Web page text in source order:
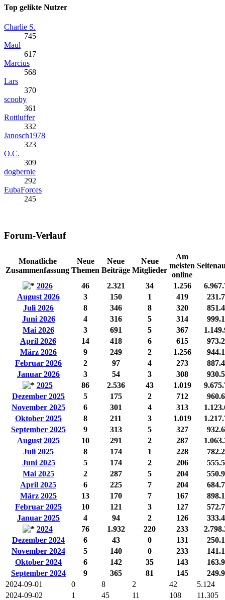
Top gelikte Nutzer
Charlie S.
745
Maul
617
Marcius
568
Lars
370
scooby
361
Rottluffer
332
Janosch1978
323
O.C.
309
dogbernie
292
EubaForces
245
Forum-Verlauf
Monatliche
Zusammenfassung
Neue
Themen
Neue
Beiträge
Neue
Mitglieder
Am
meisten
online
2026 46 2.321 34 1.256
August 2026
3 150 1 419
Juli 2026
8 346 8 320
Juni 2026
4 316 5 314
Mai 2026
3 691 5 367
April 2026
14 418 6 615
März 2026
9 249 2 1.256
Februar 2026
2 97 4 273
Januar 2026
3 54 3 308
2025
86 2.536 43 1.019
Dezember 2025
5 175 2 712
November 2025
6 301 4 313
Oktober 2025
8 211 3 1.019
September 2025
9 313 5 327
August 2025
10 291 2 287
Juli 2025
8 174 1 228
Juni 2025
5 174 2 206
Mai 2025
2 287 5 204
April 2025
6 225 7 204
März 2025
13 170 7 167
Februar 2025
10 121 3 127
Januar 2025
4 94 2 126
2024
76 1.932 220 233
Dezember 2024
6 43 0 131
November 2024
5 140 0 233
Oktober 2024
6 142 35 143
September 2024
9 365 81 145
2024-09-01
0 8 2 42
5.124
2024-09-02
1 45 11 108
11.305